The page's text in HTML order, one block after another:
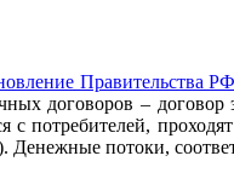
Правительства
договоров –
с потребителей,
Денежные потоки,